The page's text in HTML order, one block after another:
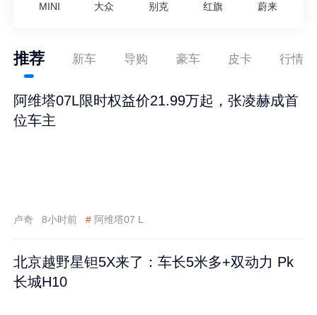
MINI 大众 别克 红旗 蔚来
推荐 新车 导购 豪车 皮卡 行情
阿维塔07L限时权益价21.99万起，张凌赫成首
位车主
卢奇 8小时前 # 阿维塔07 L
北京越野星钽5X来了：车长5米多+双动力 Pk
长城H10